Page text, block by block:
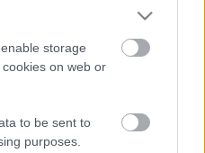
storage
on web or
to be sent to
purposes.
a